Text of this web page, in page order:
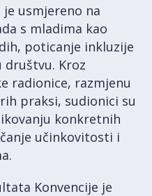
usmjereno na
s mladima kao
poticanje inkluzije
društvu. Kroz
radionice, razmjenu
praksi, sudionici su
konkretnih
učinkovitosti i
Konvencije je